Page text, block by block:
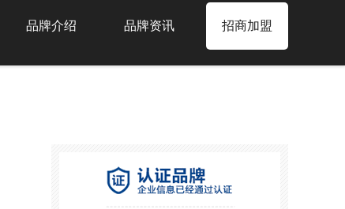
品牌介绍 品牌资讯 招商加盟